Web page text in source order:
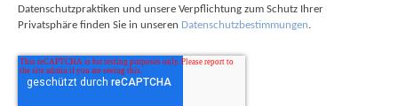
Datenschutzpraktiken und unsere Verpflichtung zum Schutz Ihrer
Privatsphäre finden Sie in unseren Datenschutzbestimmungen.